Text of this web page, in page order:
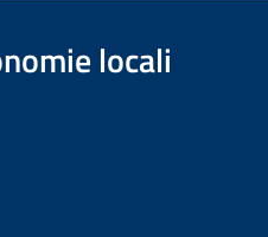
locali